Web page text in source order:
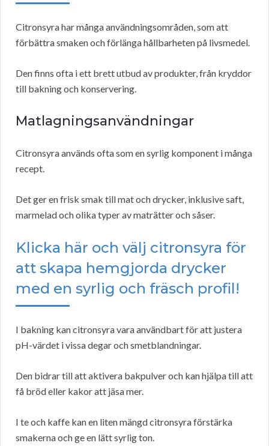
Citronsyra har många användningsområden, som att
förbättra smaken och förlänga hållbarheten på livsmedel.
Den finns ofta i ett brett utbud av produkter, från kryddor
till bakning och konservering.
Matlagningsanvändningar
Citronsyra används ofta som en syrlig komponent i många
recept.
Det ger en frisk smak till mat och drycker, inklusive saft,
marmelad och olika typer av maträtter och såser.
Klicka här och välj citronsyra för
att skapa hemgjorda drycker
med en syrlig och fräsch profil!
I bakning kan citronsyra vara användbart för att justera
pH-värdet i vissa degar och smetblandningar.
Den bidrar till att aktivera bakpulver och kan hjälpa till att
få bröd eller kakor att jäsa mer.
I te och kaffe kan en liten mängd citronsyra förstärka
smakerna och ge en lätt syrlig ton.